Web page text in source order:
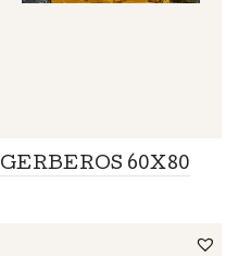
GERBEROS 60X80